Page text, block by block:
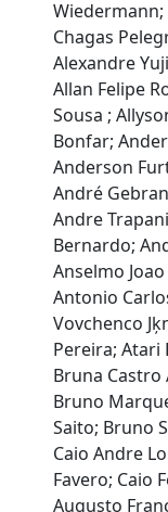
Wiedermann;
Chagas
Alexandre
Allan Felipe
Sousa ;
Bonfar;
Anderson
André
Andre
Bernardo;
Anselmo
Antonio
Vovchenco
Pereira; Atari
Bruna Castro
Bruno
Saito; Bruno
Caio Andre
Favero; Caio
Augusto